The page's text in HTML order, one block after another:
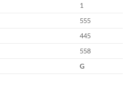
1
555
445
558
G